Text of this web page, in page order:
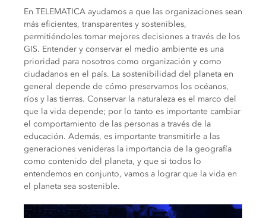
En TELEMATICA ayudamos a que las organizaciones sean
más eficientes, transparentes y sostenibles,
permitiéndoles tomar mejores decisiones a través de los
GIS. Entender y conservar el medio ambiente es una
prioridad para nosotros como organización y como
ciudadanos en el país. La sostenibilidad del planeta en
general depende de cómo preservamos los océanos,
ríos y las tierras. Conservar la naturaleza es el marco del
que la vida depende; por lo tanto es importante cambiar
el comportamiento de las personas a través de la
educación. Además, es importante transmitirle a las
generaciones venideras la importancia de la geografía
como contenido del planeta, y que si todos lo
entendemos en conjunto, vamos a lograr que la vida en
el planeta sea sostenible.